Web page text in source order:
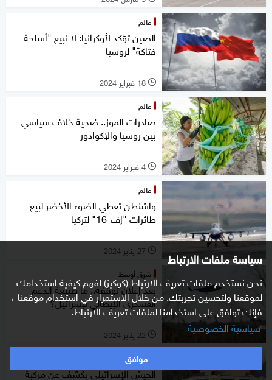
سياسة ملفات الارتباط
نحن نستخدم ملفات تعريف الارتباط (كوكيز) لفهم كيفية استخدامك
لموقعنا ولتحسين تجربتك. من خلال الاستمرار في استخدام موقعنا ،
فإنك توافق على استخدامنا لملفات تعريف الارتباط.
سياسية الخصوصية
موافق
عالم
الصين تؤكد لأوكرانيا: لا نبيع "أسلحة
فتاكة" لروسيا
l 18 فبراير 2024
عالم
صادرات الموز.. ضحية خلاف سياسي
بين روسيا والإكوادور
l 4 فبراير 2024
عالم
واشنطن تعطي الضوء الأخضر لبيع
طائرات "إف-16" لتركيا
l 27 يناير 2024
شرق أوسط
بعد إعلان توقفه.. ما طبيعة الدعم
العسكري الإيطالي لإسرائيل؟
l 22 يناير 2024
شرق أوسط
الجيش الإسرائيلي يكشف عن مركبة